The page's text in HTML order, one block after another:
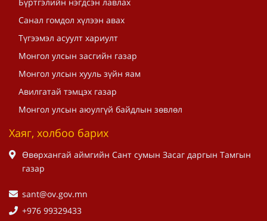
Санал гомдол хүлээн авах
Түгээмэл асуулт хариулт
Монгол улсын засгийн газар
Монгол улсын хууль зүйн яам
Авилгатай тэмцэх газар
Монгол улсын аюулгүй байдлын зөвлөл
Хаяг, холбоо барих
Өвөрхангай аймгийн Сант сумын Засаг даргын Тамгын
газар
sant@ov.gov.mn
+976 99329433